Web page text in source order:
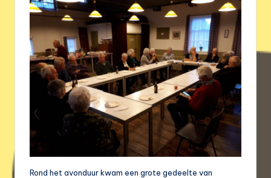
Rond het avonduur kwam een grote gedeelte van